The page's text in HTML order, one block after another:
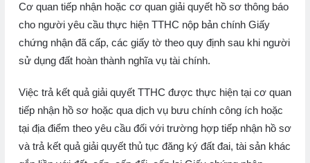
Cơ quan tiếp nhận hoặc cơ quan giải quyết hồ sơ thông báo
cho người yêu cầu thực hiện TTHC nộp bản chính Giấy
chứng nhận đã cấp, các giấy tờ theo quy định sau khi người
sử dụng đất hoàn thành nghĩa vụ tài chính.
Việc trả kết quả giải quyết TTHC được thực hiện tại cơ quan
tiếp nhận hồ sơ hoặc qua dịch vụ bưu chính công ích hoặc
tại địa điểm theo yêu cầu đối với trường hợp tiếp nhận hồ sơ
và trả kết quả giải quyết thủ tục đăng ký đất đai, tài sản khác